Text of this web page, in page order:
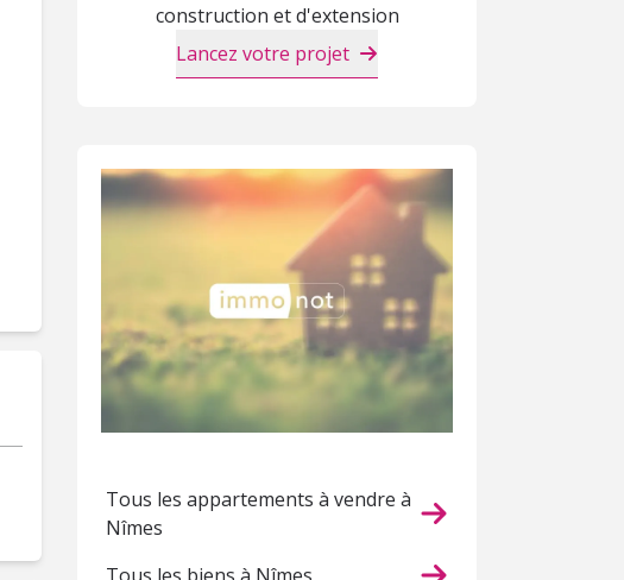
construction et d'extension
Lancez votre projet
Tous les appartements à vendre à
Nîmes